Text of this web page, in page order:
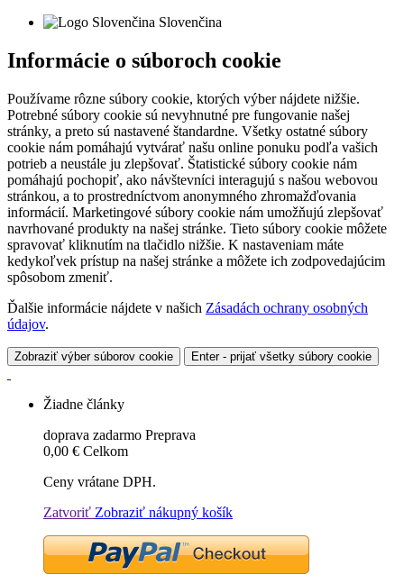
Slovenčina
Informácie o súboroch cookie
Používame rôzne súbory cookie, ktorých výber nájdete nižšie.
Potrebné súbory cookie sú nevyhnutné pre fungovanie našej
stránky, a preto sú nastavené štandardne. Všetky ostatné súbory
cookie nám pomáhajú vytvárať našu online ponuku podľa vašich
potrieb a neustále ju zlepšovať. Štatistické súbory cookie nám
pomáhajú pochopiť, ako návštevníci interagujú s našou webovou
stránkou, a to prostredníctvom anonymného zhromažďovania
informácií. Marketingové súbory cookie nám umožňujú zlepšovať
navrhované produkty na našej stránke. Tieto súbory cookie môžete
spravovať kliknutím na tlačidlo nižšie. K nastaveniam máte
kedykoľvek prístup na našej stránke a môžete ich zodpovedajúcim
spôsobom zmeniť.
Ďalšie informácie nájdete v našich Zásadách ochrany osobných
údajov.
Zobraziť výber súborov cookie Enter - prijať všetky súbory cookie
Žiadne články
doprava zadarmo Preprava
0,00 € Celkom
Ceny vrátane DPH.
Zatvoriť Zobraziť nákupný košík